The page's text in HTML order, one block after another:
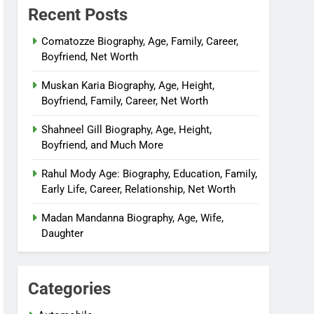
Recent Posts
Comatozze Biography, Age, Family, Career,
Boyfriend, Net Worth
Muskan Karia Biography, Age, Height,
Boyfriend, Family, Career, Net Worth
Shahneel Gill Biography, Age, Height,
Boyfriend, and Much More
Rahul Mody Age: Biography, Education, Family,
Early Life, Career, Relationship, Net Worth
Madan Mandanna Biography, Age, Wife,
Daughter
Categories